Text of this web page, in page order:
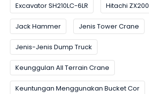
Excavator SH210LC-6LR Hitachi ZX200
Jack Hammer Jenis Tower Crane
Jenis-Jenis Dump Truck
Keunggulan All Terrain Crane
Keuntungan Menggunakan Bucket Cor